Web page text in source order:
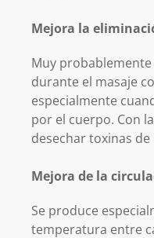
Mejora la
Muy
durante el masaje
especialmente
por el cuerpo. Con
desechar toxinas
Mejora de la
Se produce
temperatura entre